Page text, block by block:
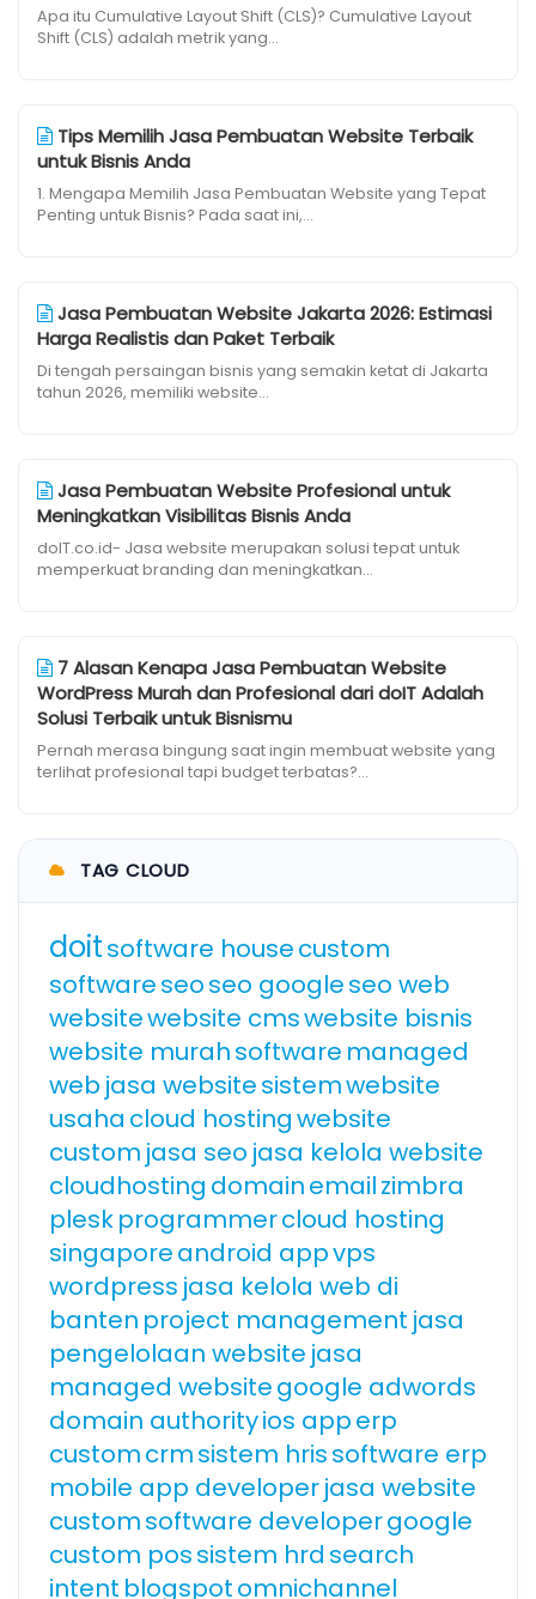
Apa itu Cumulative Layout Shift (CLS)? Cumulative Layout
Shift (CLS) adalah metrik yang...
Tips Memilih Jasa Pembuatan Website Terbaik
untuk Bisnis Anda
1. Mengapa Memilih Jasa Pembuatan Website yang Tepat
Penting untuk Bisnis? Pada saat ini,...
Jasa Pembuatan Website Jakarta 2026: Estimasi
Harga Realistis dan Paket Terbaik
Di tengah persaingan bisnis yang semakin ketat di Jakarta
tahun 2026, memiliki website...
Jasa Pembuatan Website Profesional untuk
Meningkatkan Visibilitas Bisnis Anda
doIT.co.id- Jasa website merupakan solusi tepat untuk
memperkuat branding dan meningkatkan...
7 Alasan Kenapa Jasa Pembuatan Website
WordPress Murah dan Profesional dari doIT Adalah
Solusi Terbaik untuk Bisnismu
Pernah merasa bingung saat ingin membuat website yang
terlihat profesional tapi budget terbatas?...
TAG CLOUD
doitsoftware housecustom
softwareseoseo googleseo web
websitewebsite cmswebsite bisnis
website murahsoftware managed
web jasa websitesistemwebsite
usaha cloud hostingwebsite
custom jasa seo jasa kelola website
cloudhosting domainemailzimbra
pleskprogrammercloud hosting
singaporeandroid appvps
wordpress jasa kelola web di
banten project management jasa
pengelolaan website jasa
managed websitegoogle adwords
domain authorityios apperp
customcrmsistem hrissoftware erp
mobile app developerjasa website
customsoftware developergoogle
custom possistem hrd search
intent blogspotomnichannel